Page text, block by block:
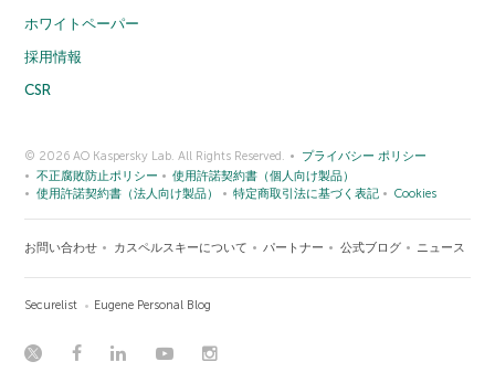
ホワイトペーパー
採用情報
CSR
© 2026 AO Kaspersky Lab. All Rights Reserved.
プライバシー ポリシー
不正腐敗防止ポリシー
使用許諾契約書（個人向け製品）
使用許諾契約書（法人向け製品）
特定商取引法に基づく表記 Cookies
お問い合わせ カスペルスキーについて パートナー 公式ブログ ニュース
Securelist Eugene Personal Blog